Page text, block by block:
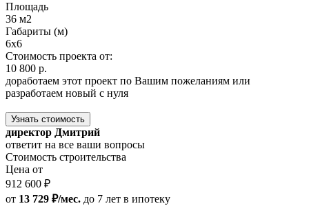
Площадь
36 м2
Габариты (м)
6x6
Стоимость проекта от:
10 800 р.
доработаем этот проект по Вашим пожеланиям или
разработаем новый с нуля
Узнать стоимость
директор Дмитрий
ответит на все ваши вопросы
Стоимость строительства
Цена от
912 600 ₽
от 13 729 ₽/мес. до 7 лет в ипотеку